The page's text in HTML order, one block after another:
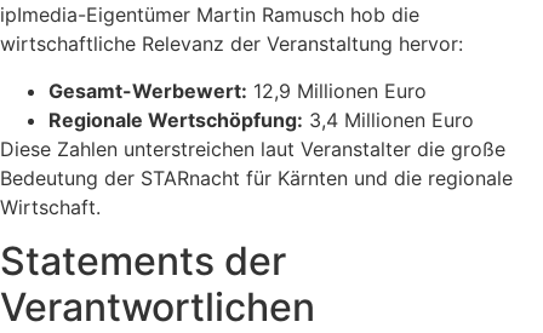
ipImedia-Eigentümer Martin Ramusch hob die
wirtschaftliche Relevanz der Veranstaltung hervor:
Gesamt-Werbewert: 12,9 Millionen Euro
Regionale Wertschöpfung: 3,4 Millionen Euro
Diese Zahlen unterstreichen laut Veranstalter die große
Bedeutung der STARnacht für Kärnten und die regionale
Wirtschaft.
Statements der
Verantwortlichen